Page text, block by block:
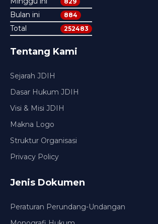
Bulan ini 884
Total 252483
Tentang Kami
Sejarah JDIH
Dasar Hukum JDIH
Visi & Misi JDIH
Makna Logo
Struktur Organisasi
Privacy Policy
Jenis Dokumen
Peraturan Perundang-Undangan